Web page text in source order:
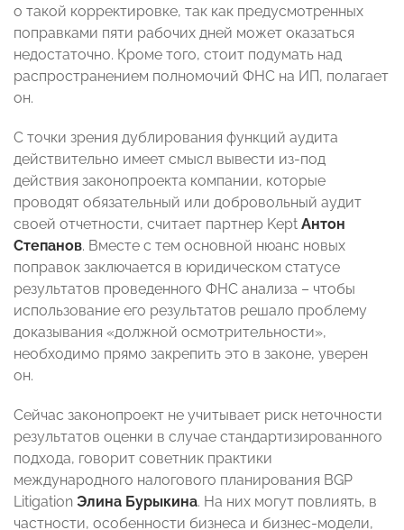
о такой корректировке, так как предусмотренных
поправками пяти рабочих дней может оказаться
недостаточно. Кроме того, стоит подумать над
распространением полномочий ФНС на ИП, полагает
он.
С точки зрения дублирования функций аудита
действительно имеет смысл вывести из-под
действия законопроекта компании, которые
проводят обязательный или добровольный аудит
своей отчетности, считает партнер Kept Антон
Степанов. Вместе с тем основной нюанс новых
поправок заключается в юридическом статусе
результатов проведенного ФНС анализа – чтобы
использование его результатов решало проблему
доказывания «должной осмотрительности»,
необходимо прямо закрепить это в законе, уверен
он.
Сейчас законопроект не учитывает риск неточности
результатов оценки в случае стандартизированного
подхода, говорит советник практики
международного налогового планирования BGP
Litigation Элина Бурыкина. На них могут повлиять, в
частности, особенности бизнеса и бизнес-модели,